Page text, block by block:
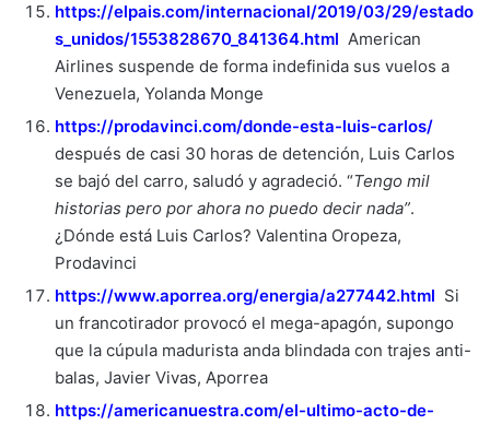
https://elpais.com/internacional/2019/03/29/estado
s_unidos/1553828670_841364.html American
Airlines suspende de forma indefinida sus vuelos a
Venezuela, Yolanda Monge
https://prodavinci.com/donde-esta-luis-carlos/
después de casi 30 horas de detención, Luis Carlos
se bajó del carro, saludó y agradeció. “Tengo mil
historias pero por ahora no puedo decir nada”.
¿Dónde está Luis Carlos? Valentina Oropeza,
Prodavinci
https://www.aporrea.org/energia/a277442.html Si
un francotirador provocó el mega-apagón, supongo
que la cúpula madurista anda blindada con trajes anti-
balas, Javier Vivas, Aporrea
https://americanuestra.com/el-ultimo-acto-de-